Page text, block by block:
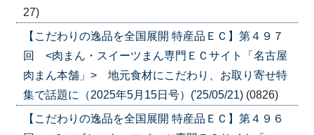
27)
【こだわりの逸品を全国展開 特産品ＥＣ】第４９７
回 <肉まん・スイーツまん専門ＥＣサイト「名古屋
肉まん本舗」> 地元食材にこだわり、お取り寄せ特
集で話題に（2025年5月15日号）('25/05/21) (0826)
【こだわりの逸品を全国展開 特産品ＥＣ】第４９６